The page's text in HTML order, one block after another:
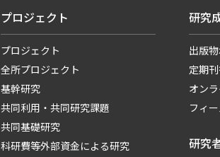
プロジェクト
プロジェクト
全所プロジェクト
基幹研究
共同利用・共同研究課題
共同基礎研究
科研費等外部資金による研究
研究
出版
定期
オン
フィ
研究